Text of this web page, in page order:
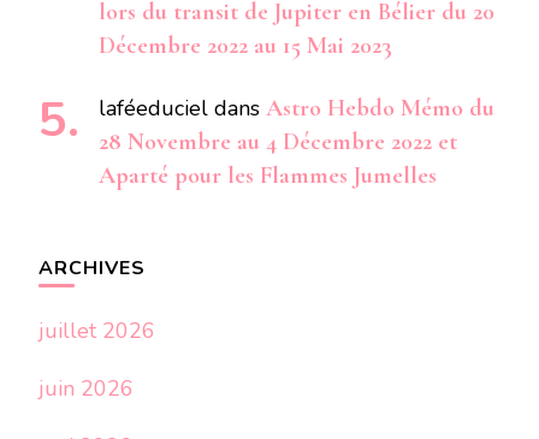
lors du transit de Jupiter en Bélier du 20
Décembre 2022 au 15 Mai 2023
laféeduciel dans Astro Hebdo Mémo du
28 Novembre au 4 Décembre 2022 et
Aparté pour les Flammes Jumelles
ARCHIVES
juillet 2026
juin 2026